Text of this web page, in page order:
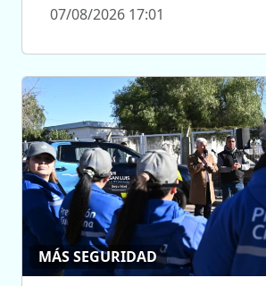
07/08/2026 17:01
MÁS SEGURIDAD